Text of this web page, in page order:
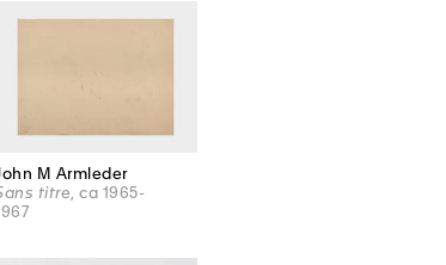
M Armleder
titre, ca 1965-